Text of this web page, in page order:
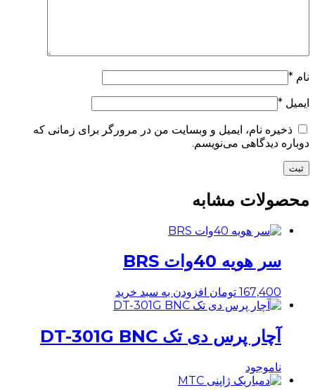
نام *
ایمیل *
ذخیره نام، ایمیل و وبسایت من در مرورگر برای زمانی که
دوباره دیدگاهی می‌نویسم.
محصولات مشابه
سر هویه 40وات BRS
167,400 تومان افزودن به سبد خرید
آچار پرس دی تک DT-301G BNC
ناموجود